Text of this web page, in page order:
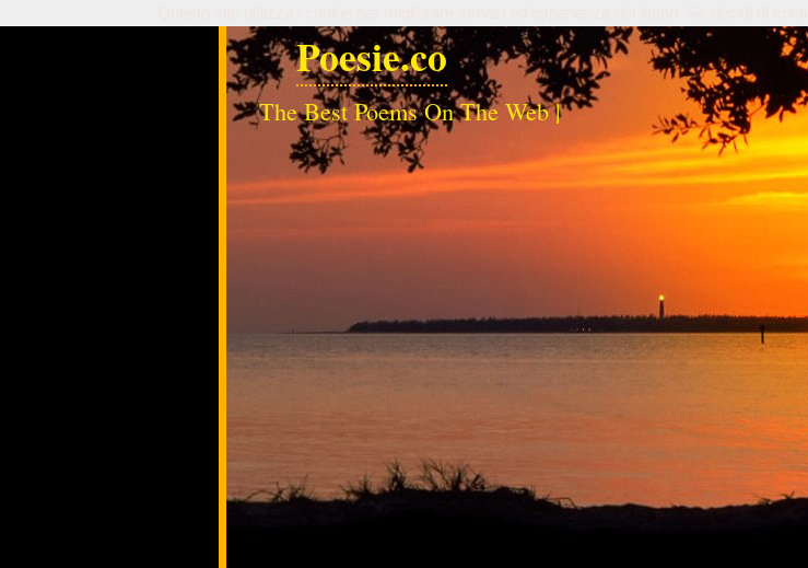
Poesie.co
The Best Poems On The Web |